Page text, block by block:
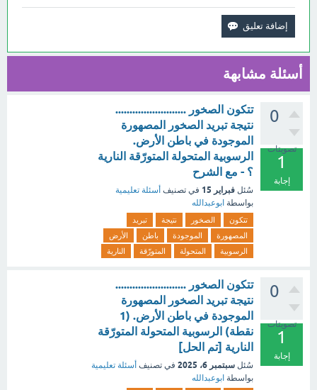
أسئلة مشابهة
0
تصويتات
1
إجابة
تتكون الصخور .........................
نتيجة تبريد الصخور المصهورة
الموجودة في باطن الأرض.
الرسوبية المتحولة المتورّقة النارية
؟ - مع الشرح
سُئل فبراير 15 في تصنيف أسئلة تعليمية
بواسطة ابوعبدالله
تتكون الصخور نتيجة
تبريد
المصهورة
الموجودة باطن
الأرض
الرسوبية
المتحولة المتورّقة النارية
0
تصويتات
1
إجابة
تتكون الصخور .........................
نتيجة تبريد الصخور المصهورة
الموجودة في باطن الأرض. (1
نقطة) الرسوبية المتحولة المتورّقة
النارية [تم الحل]
سُئل سبتمبر 6، 2025 في تصنيف أسئلة تعليمية
بواسطة ابوعبدالله